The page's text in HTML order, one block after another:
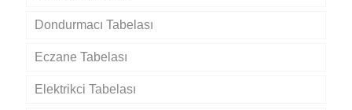
Dondurmacı Tabelası
Eczane Tabelası
Elektrikci Tabelası